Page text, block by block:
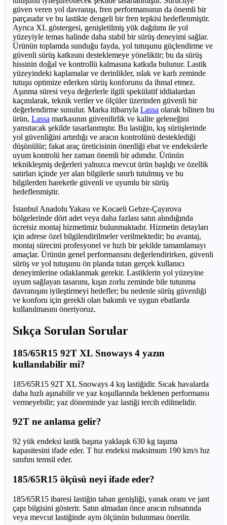
güven veren yol davranışı, fren performansının da önemli bir
parçasıdır ve bu lastikte dengeli bir fren tepkisi hedeflenmiştir.
Ayrıca XL göstergesi, genişletilmiş yük dağılımı ile yol
yüzeyiyle temas halinde daha stabil bir sürüş deneyimi sağlar.
Ürünün toplamda sunduğu fayda, yol tutuşunu güçlendirme ve
güvenli sürüş katkısını desteklemeye yöneliktir; bu da sürüş
hissinin doğal ve kontrollü kalmasına katkıda bulunur. Lastik
yüzeyindeki kaplamalar ve derinlikler, ıslak ve karlı zeminde
tutuşu optimize ederken sürüş konforunu da ihmal etmez.
Aşınma süresi veya değerlerle ilgili spekülatif iddialardan
kaçınılarak, teknik veriler ve ölçüler üzerinden güvenli bir
değerlendirme sunulur. Marka itibarıyla Lassa olarak bilinen bu
ürün, Lassa markasının güvenilirlik ve kalite geleneğini
yansıtacak şekilde tasarlanmıştır. Bu lastiğin, kış sürüşlerinde
yol güvenliğini artırdığı ve aracın kontrolünü desteklediği
düşünülür; fakat araç üreticisinin önerdiği ebat ve endekslerle
uyum kontrolü her zaman önemli bir adımdır. Ürünün
teknikleşmiş değerleri yalnızca mevcut ürün başlığı ve özellik
satırları içinde yer alan bilgilerle sınırlı tutulmuş ve bu
bilgilerden hareketle güvenli ve uyumlu bir sürüş
hedeflenmiştir.
İstanbul Anadolu Yakası ve Kocaeli Gebze-Çayırova
bölgelerinde dört adet veya daha fazlası satın alındığında
ücretsiz montaj hizmetimiz bulunmaktadır. Hizmetin detayları
için adrese özel bilgilendirilmeler verilmektedir; bu avantaj,
montaj sürecini profesyonel ve hızlı bir şekilde tamamlamayı
amaçlar. Ürünün genel performansını değerlendirirken, güvenli
sürüş ve yol tutuşunu ön planda tutan gerçek kullanıcı
deneyimlerine odaklanmak gerekir. Lastiklerin yol yüzeyine
uyum sağlayan tasarımı, kışın zorlu zeminde bile tutunma
davranışını iyileştirmeyi hedefler; bu nedenle sürüş güvenliği
ve konforu için gerekli olan bakımlı ve uygun ebatlarda
kullanılmasını öneriyoruz.
Sıkça Sorulan Sorular
185/65R15 92T XL Snoways 4 yazın
kullanılabilir mi?
185/65R15 92T XL Snoways 4 kış lastiğidir. Sıcak havalarda
daha hızlı aşınabilir ve yaz koşullarında beklenen performansı
vermeyebilir; yaz döneminde yaz lastiği tercih edilmelidir.
92T ne anlama gelir?
92 yük endeksi lastik başına yaklaşık 630 kg taşıma
kapasitesini ifade eder. T hız endeksi maksimum 190 km/s hız
sınıfını temsil eder.
185/65R15 ölçüsü neyi ifade eder?
185/65R15 ibaresi lastiğin taban genişliği, yanak oranı ve jant
çapı bilgisini gösterir. Satın almadan önce aracın ruhsatında
veya mevcut lastiğinde aynı ölçünün bulunması önerilir.